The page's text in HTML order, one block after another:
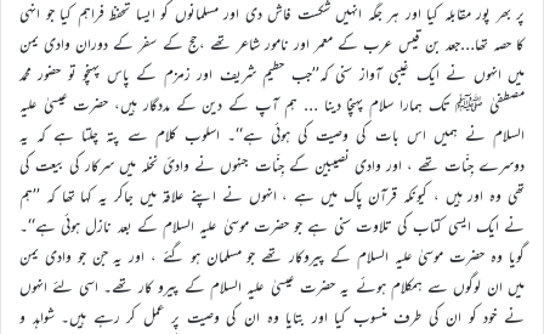
پر بھر پور مقابلہ کیا اور ہر جگہ انہیں شکست فاش دی اور مسلمانوں کو ایسا تحفظ فراہم کیا جو انہی
کا حصہ تھا…جعد بن قیس عرب کے معمر اور نامور شاعر تھے ،حج کے سفر کے دوران وادی یمن
میں انہوں نے ایک غیبی آواز سنی کہ’’جب حطیم شریف اور زمزم کے پاس پہنچو تو حضور محمد
مصطفیٰ ﷺ تک ہمارا سلام پہنچا دینا … ہم آپ کے دین کے مددگار ہیں، حضرت عیسیٰ علیہ
السلام نے ہمیں اس بات کی وصیت کی ہوئی ہے‘‘۔ اسلوب کلام سے پتہ چلتا ہے کہ یہ
دوسرے جِنّات تھے ، اور وادی نصیبین کے جِنّات جنہوں نے وادیٔ نخلہ میں سرکار کی بیعت کی
تھی وہ اور ہیں ، کیونکہ قرآن پاک میں ہے ، انہوں نے اپنے علاقہ میں جاکر یہ کہا تھا کہ ’’ہم
نے ایک ایسی کتاب کی تلاوت سنی ہے جو حضرت موسیٰ علیہ السلام کے بعد نازل ہوئی ہے‘‘۔
گویا وہ حضرت موسیٰ علیہ السلام کے پیروکار تھے جو مسلمان ہو گئے ، اور یہ جن جو وادی یمن
میں ان لوگوں سے ہمکلام ہوئے یہ حضرت عیسیٰ علیہ السلام کے پیرو کار تھے۔ اسی لئے انہوں
نے خود کو ان کی طرف منسوب کیا اور بتایا وہ ان کی وصیت پر عمل کر رہے ہیں۔ شواہد و